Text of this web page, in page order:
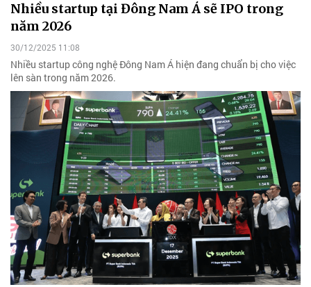
Nhiều startup tại Đông Nam Á sẽ IPO trong
năm 2026
30/12/2025 11:08
Nhiều startup công nghệ Đông Nam Á hiện đang chuẩn bị cho việc
lên sàn trong năm 2026.